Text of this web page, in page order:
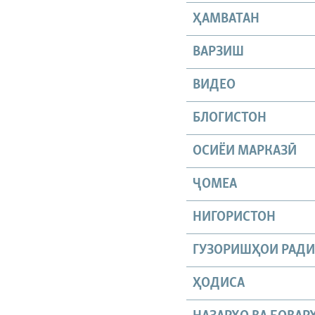
ҲАМВАТАН
ВАРЗИШ
ВИДЕО
БЛОГИСТОН
ОСИЁИ МАРКАЗӢ
ҶОМEА
НИГОРИСТОН
ГУЗОРИШҲОИ
ҲОДИСА